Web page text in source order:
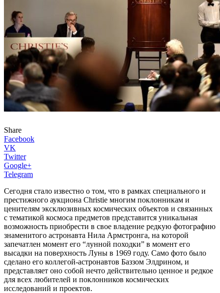
Share
Facebook
VK
Twitter
Google+
Telegram
Сегодня стало известно о том, что в рамках специального и
престижного аукциона Christie многим поклонникам и
ценителям эксклюзивных космических объектов и связанных
с тематикой космоса предметов представится уникальная
возможность приобрести в свое владение редкую фотографию
знаменитого астронавта Нила Армстронга, на которой
запечатлен момент его “лунной походки” в момент его
высадки на поверхность Луны в 1969 году. Само фото было
сделано его коллегой-астронавтов Баззом Элдрином, и
представляет оно собой нечто действительно ценное и редкое
для всех любителей и поклонников космических
исследований и проектов.